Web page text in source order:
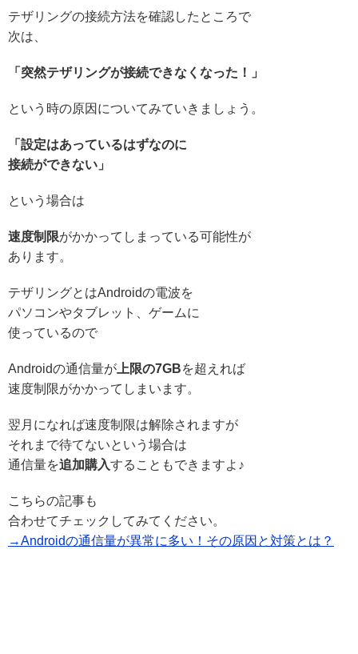
テザリングの接続方法を確認したところで
次は、
「突然テザリングが接続できなくなった！」
という時の原因についてみていきましょう。
「設定はあっているはずなのに
接続ができない」
という場合は
速度制限がかかってしまっている可能性が
あります。
テザリングとはAndroidの電波を
パソコンやタブレット、ゲームに
使っているので
Androidの通信量が 上限の7GBを超えれば
速度制限がかかってしまいます。
翌月になれば速度制限は解除されますが
それまで待てないという場合は
通信量を追加購入することもできますよ♪
こちらの記事も
合わせてチェックしてみてください。
→Androidの通信量が異常に多い！その原因と対策とは？